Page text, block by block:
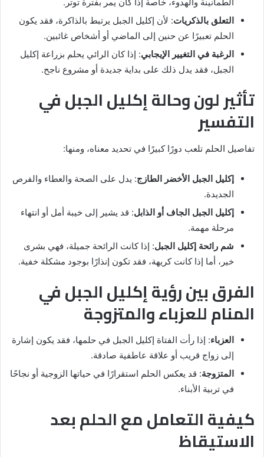
التعلق بالذكريات: لأن إكليل الجبل يرتبط بالذاكرة، فقد يكون
الحلم تعبيرًا عن حنين إلى الماضي أو أشخاص غائبين.
الرغبة في التغيير الإيجابي: إذا كان الرائي يحلم بزراعة إكليل
الجبل، فقد يدل ذلك على بداية جديدة أو مشروع ناجح.
تأثير لون وحالة إكليل الجبل في
التفسير
تفاصيل الحلم تلعب دورًا كبيرًا في تحديد معناه، ومنها:
إكليل الجبل الأخضر الطازج: يدل على الصحة والعطاء والفرص
الجديدة.
إكليل الجبل الجاف أو الذابل: قد يشير إلى خيبة أمل أو انتهاء
مرحلة مهمة.
شم رائحة إكليل الجبل: إذا كانت الرائحة جميلة، فهي بشرى
خير، أما إذا كانت كريهة، فقد تكون إنذارًا بوجود مشكلة خفية.
الفرق بين رؤية إكليل الجبل في
المنام للعزباء والمتزوجة
العزباء: إذا رأت الفتاة إكليل الجبل في حلمها، فقد يكون إشارة
إلى زواج قريب أو علاقة عاطفية صادقة.
المتزوجة: قد يعكس الحلم استقرارًا في حياتها الزوجية أو نجاحًا
في تربية الأبناء.
كيفية التعامل مع الحلم بعد
الاستيقاظ